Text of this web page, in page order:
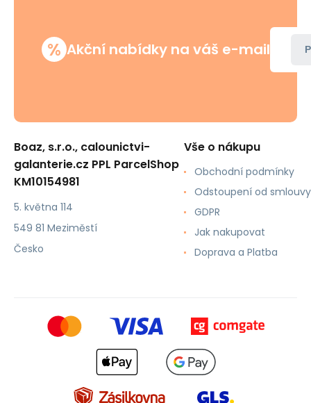
% Akční nabídky na váš e-mail
Boaz, s.r.o., calounictvi-
galanterie.cz PPL ParcelShop
KM10154981
5. května 114
549 81 Meziměstí
Česko
Vše o nákupu
Obchodní podmínky
Odstoupení od smlouvy
GDPR
Jak nakupovat
Doprava a Platba